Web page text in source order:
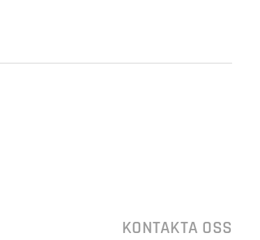
KONTAKTA OSS